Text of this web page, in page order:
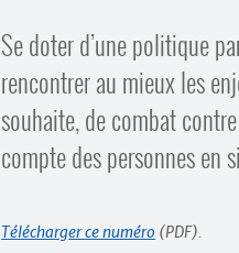
Se doter d’une politique
rencontrer au mieux les
souhaite, de combat
compte des personnes en
Télécharger ce numéro (PDF).